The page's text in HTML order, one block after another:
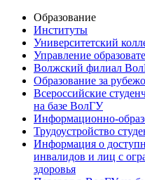
Образование
Институты
Университетский
Управление
Волжский филиал
Образование за
Всероссийские
на базе ВолГУ
Информационно-
Трудоустройство
Информация о
инвалидов и лиц с
здоровья